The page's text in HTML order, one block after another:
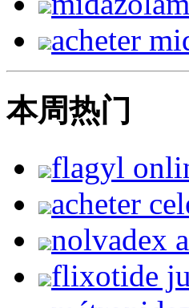
acheter
本周热门
flagyl
acheter
nolvadex
flixotide